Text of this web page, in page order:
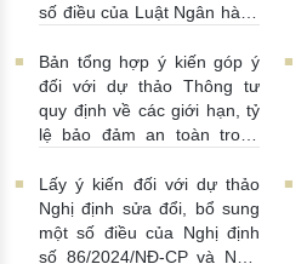
số điều của Luật Ngân hàng
Phòng, chống rửa tiền và
Luật Các tổ chức tín dụng
08/07/2026 | 11:21:00
Bản tổng hợp ý kiến góp ý
đối với dự thảo Thông tư
quy định về các giới hạn, tỷ
lệ bảo đảm an toàn trong
thương mại, chi nhánh ngân
hàng nước ngoài
25/06/2026 | 16:00:00
Lấy ý kiến đối với dự thảo
Nghị định sửa đổi, bổ sung
một số điều của Nghị định
số 86/2024/NĐ-CP và Nghị